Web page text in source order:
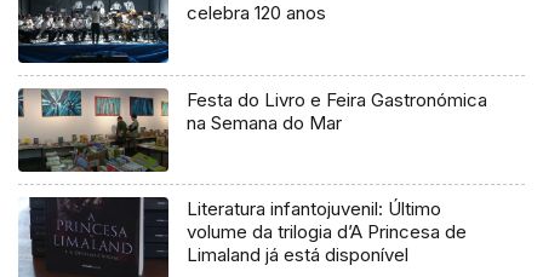
celebra 120 anos
Festa do Livro e Feira Gastronómica
na Semana do Mar
Literatura infantojuvenil: Último
volume da trilogia d’A Princesa de
Limaland já está disponível